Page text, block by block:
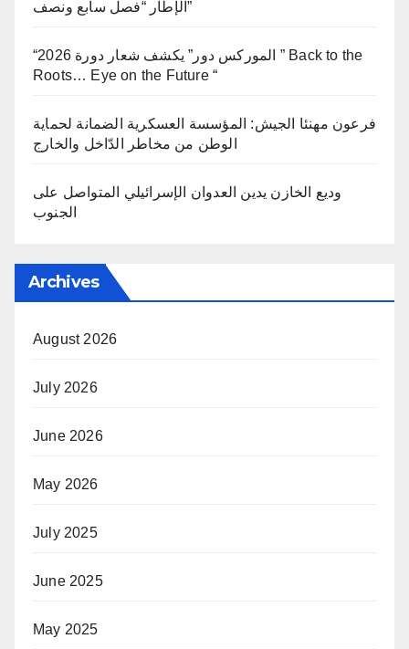
الإطار “فصل سابع ونصف”
“الموركس دور” يكشف شعار دورة 2026 ” Back to the
Roots… Eye on the Future “
فرعون مهنئا الجيش: المؤسسة العسكرية الضمانة لحماية
الوطن من مخاطر الدّاخل والخارج
وديع الخازن يدين العدوان الإسرائيلي المتواصل على
الجنوب
Archives
August 2026
July 2026
June 2026
May 2026
July 2025
June 2025
May 2025